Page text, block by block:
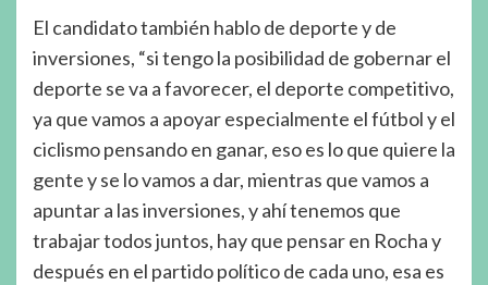
El candidato también hablo de deporte y de
inversiones, “si tengo la posibilidad de gobernar el
deporte se va a favorecer, el deporte competitivo,
ya que vamos a apoyar especialmente el fútbol y el
ciclismo pensando en ganar, eso es lo que quiere la
gente y se lo vamos a dar, mientras que vamos a
apuntar a las inversiones, y ahí tenemos que
trabajar todos juntos, hay que pensar en Rocha y
después en el partido político de cada uno, esa es